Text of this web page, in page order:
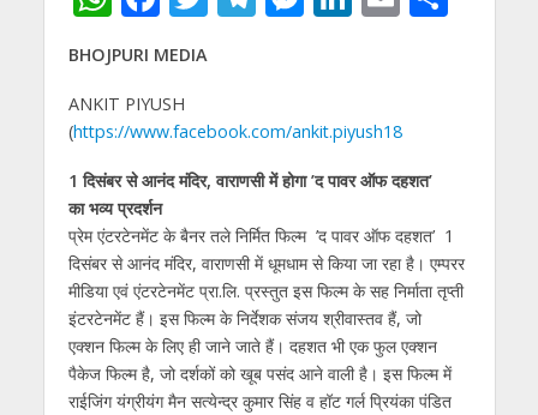
h
at
s
A
p
p
ac
e
b
o
o
k
itt
er gr
a
m
e
n
g
er
dI
n
l
BHOJPURI MEDIA
ANKIT PIYUSH
(https://www.facebook.com/ankit.piyush18
1 दिसंबर से आनंद मंदिर, वाराणसी में होगा ’द पावर ऑफ दहशत’
का भव्य प्रदर्शन
प्रेम एंटरटेनमेंट के बैनर तले निर्मित फिल्म ’द पावर ऑफ दहशत’ 1
दिसंबर से आनंद मंदिर, वाराणसी में धूमधाम से किया जा रहा है। एम्परर
मीडिया एवं एंटरटेनमेंट प्रा.लि. प्रस्तुत इस फिल्म के सह निर्माता तृप्ती
इंटरटेनमेंट हैं। इस फिल्म के निर्देशक संजय श्रीवास्तव हैं, जो
एक्शन फिल्म के लिए ही जाने जाते हैं। दहशत भी एक फुल एक्शन
पैकेज फिल्म है, जो दर्शकों को खूब पसंद आने वाली है। इस फिल्म में
राईजिंग यंग्रीयंग मैन सत्येन्द्र कुमार सिंह व हॉट गर्ल प्रियंका पंडित